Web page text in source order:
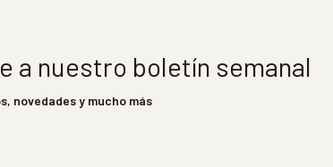
a nuestro boletín semanal
novedades y mucho más